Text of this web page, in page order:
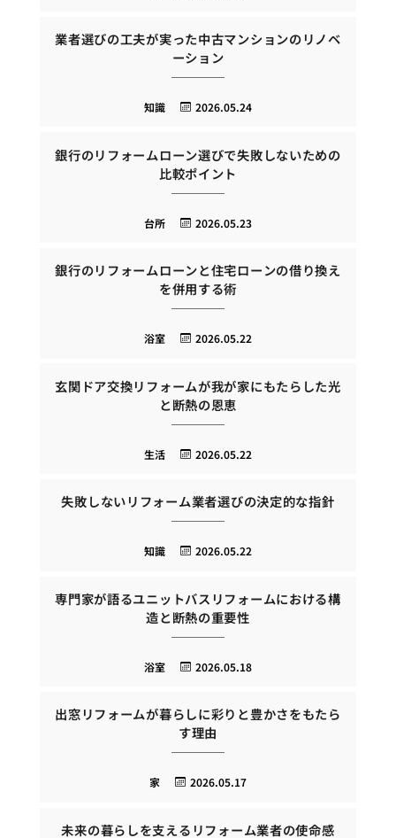
業者選びの工夫が実った中古マンションのリノベ
ーション
2026.05.24
知識
銀行のリフォームローン選びで失敗しないための
比較ポイント
2026.05.23
台所
銀行のリフォームローンと住宅ローンの借り換え
を併用する術
2026.05.22
浴室
玄関ドア交換リフォームが我が家にもたらした光
と断熱の恩恵
2026.05.22
生活
失敗しないリフォーム業者選びの決定的な指針
2026.05.22
知識
専門家が語るユニットバスリフォームにおける構
造と断熱の重要性
2026.05.18
浴室
出窓リフォームが暮らしに彩りと豊かさをもたら
す理由
2026.05.17
家
未来の暮らしを支えるリフォーム業者の使命感